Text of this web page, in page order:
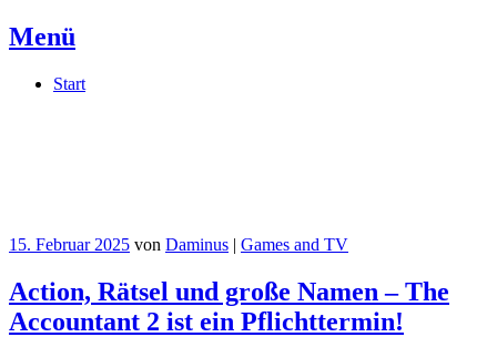
Menü
SpringeStart
15. Februar 2025 von Daminus | Games and TV
Action, Rätsel und große Namen – The
Accountant 2 ist ein Pflichttermin!